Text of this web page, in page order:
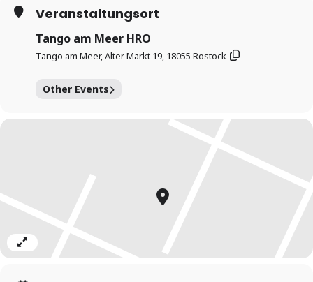
https://www.tangoammeer.de/kurse/#UNIMI
https://hochschulsport.uni-rostock.de/
Veranstaltungsort
Tango am Meer HRO
Tango am Meer, Alter Markt 19, 18055 Rostock
Other Events